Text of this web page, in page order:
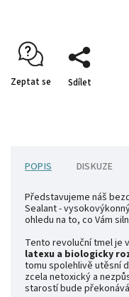
Zeptat se Sdílet
POPIS DISKUZE
Představujeme náš
Sealant -
ohledu na to, co Vám
Tento revoluční tmel je
latexu a biologicky
tomu spolehlivě utěsní
zcela netoxický a
starostí bude